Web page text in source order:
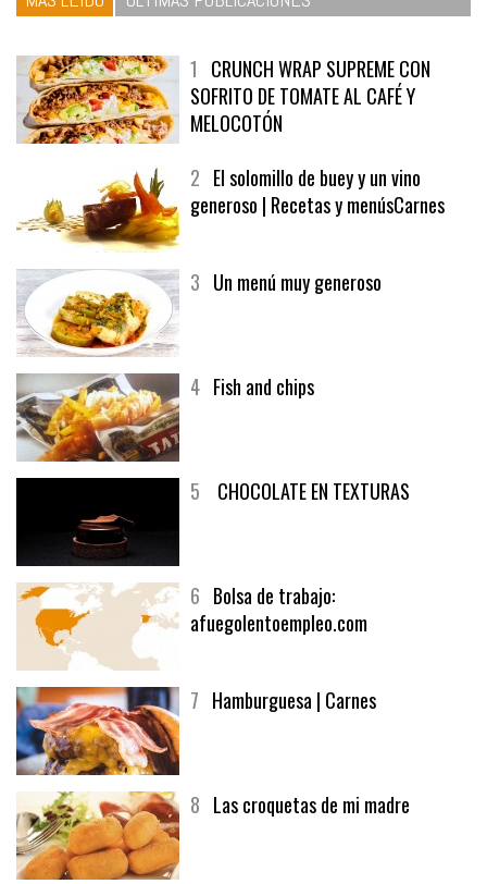
1 CRUNCH WRAP SUPREME CON
SOFRITO DE TOMATE AL CAFÉ Y
MELOCOTÓN
2 El solomillo de buey y un vino
generoso | Recetas y menúsCarnes
3 Un menú muy generoso
4 Fish and chips
5 CHOCOLATE EN TEXTURAS
6 Bolsa de trabajo:
afuegolentoempleo.com
7 Hamburguesa | Carnes
8 Las croquetas de mi madre